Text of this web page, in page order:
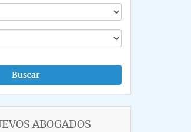
Buscar
ABOGADOS